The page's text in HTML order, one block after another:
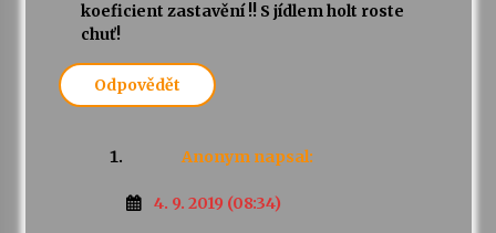
koeficient zastavění !! S jídlem holt roste
chuť!
Odpovědět
Anonym napsal:
4. 9. 2019 (08:34)